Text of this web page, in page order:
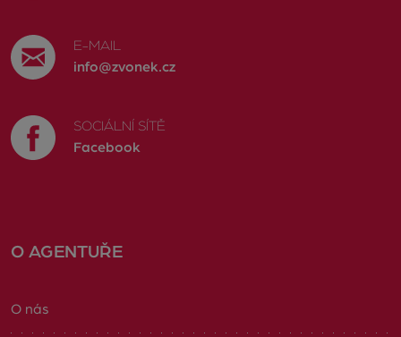
E-MAIL
info@zvonek.cz
SOCIÁLNÍ SÍTĚ
Facebook
O AGENTUŘE
O nás